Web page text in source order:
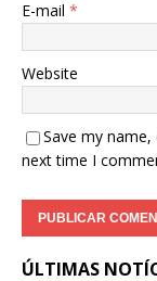
E-mail *
Website
Save my
next time I
ÚLTIMAS